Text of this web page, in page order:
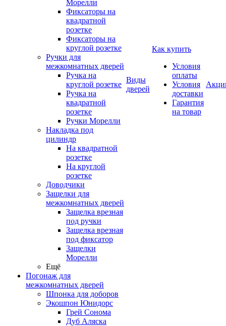
Морелли
Фиксаторы на
квадратной
розетке
Фиксаторы на
круглой розетке
Ручки для
межкомнатных дверей
Ручка на
круглой розетке
Ручка на
квадратной
розетке
Ручки Морелли
Накладка под
цилиндр
На квадратной
розетке
На круглой
розетке
Доводчики
Защелки для
межкомнатных дверей
Защелка врезная
под ручки
Защелка врезная
под фиксатор
Защелки
Морелли
Ещё
Погонаж для
межкомнатных дверей
Шпонка для доборов
Экошпон Юнидорс
Грей Сонома
Дуб Аляска
Виды
дверей
Как купить
Условия
оплаты
Условия
доставки
Гарантия
на товар